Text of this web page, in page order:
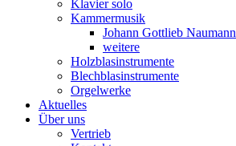
Klavier solo
Kammermusik
Johann Gottlieb Naumann
weitere
Holzblasinstrumente
Blechblasinstrumente
Orgelwerke
Aktuelles
Über uns
Vertrieb